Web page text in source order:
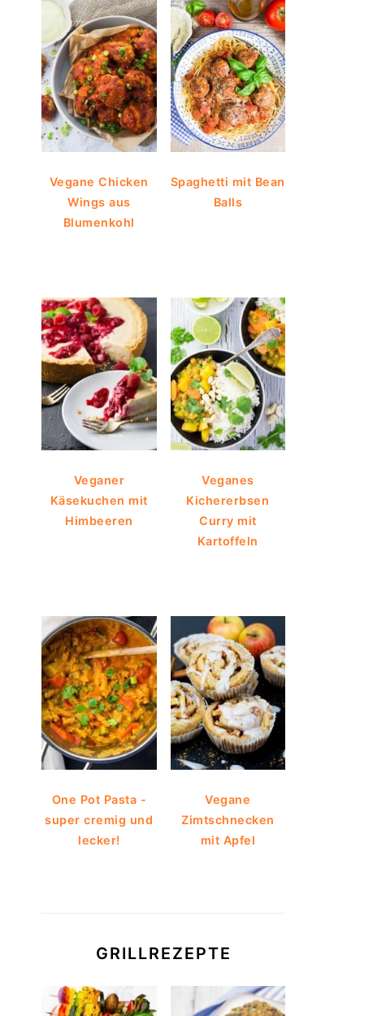
Vegane Chicken
Wings aus
Blumenkohl
Spaghetti mit Bean
Balls
Veganer
Käsekuchen mit
Himbeeren
Veganes
Kichererbsen
Curry mit
Kartoffeln
One Pot Pasta -
super cremig und
lecker!
Vegane
Zimtschnecken
mit Apfel
GRILLREZEPTE